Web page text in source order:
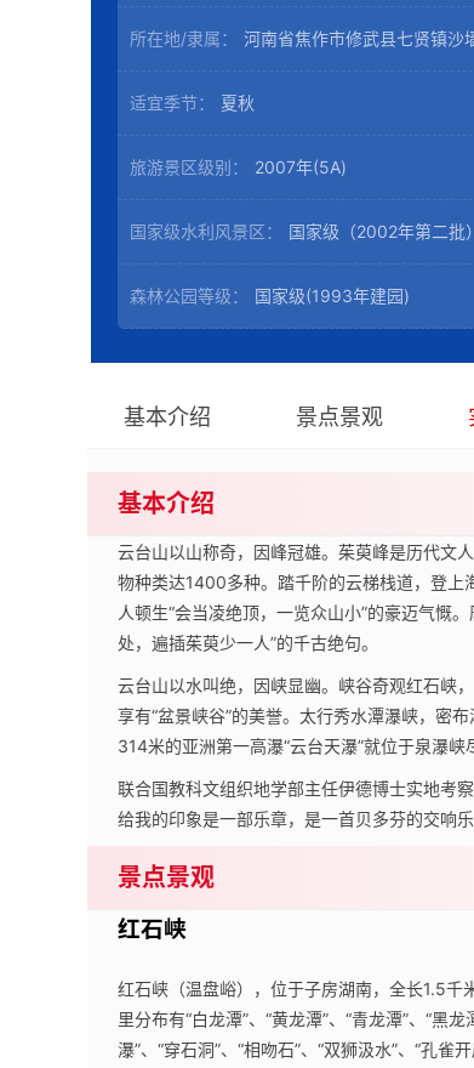
所在地/隶属： 河南省焦作市修武县七贤镇沙
适宜季节： 夏秋
旅游景区级别： 2007年(5A)
国家级水利风景区： 国家级（2002年第二批）
森林公园等级： 国家级(1993年建园)
基本介绍 景点景观
基本介绍
云台山以山称奇，因峰冠雄。茱萸峰是历代文
物种类达1400多种。踏千阶的云梯栈道，登上
人顿生“会当凌绝顶，一览众山小”的豪迈气慨
处，遍插茱萸少一人”的千古绝句。
云台山以水叫绝，因峡显幽。峡谷奇观红石峡
享有“盆景峡谷”的美誉。太行秀水潭瀑峡，密
314米的亚洲第一高瀑“云台天瀑”就位于泉瀑
联合国教科文组织地学部主任伊德博士实地考
给我的印象是一部乐章，是一首贝多芬的交响
景点景观
红石峡
红石峡（温盘峪），位于子房湖南，全长1.5千
里分布有“白龙潭”、“黄龙潭”、“青龙潭”、“黑
瀑”、“穿石洞”、“相吻石”、“双狮汲水”、“孔